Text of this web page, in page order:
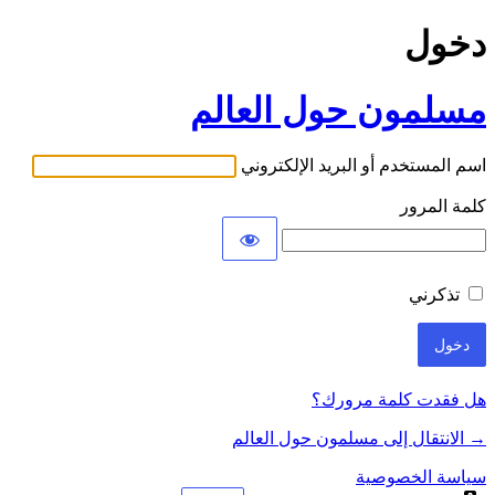
دخول
مسلمون حول العالم
اسم المستخدم أو البريد الإلكتروني
كلمة المرور
تذكرني
هل فقدت كلمة مرورك؟
→ الانتقال إلى مسلمون حول العالم
سياسة الخصوصية